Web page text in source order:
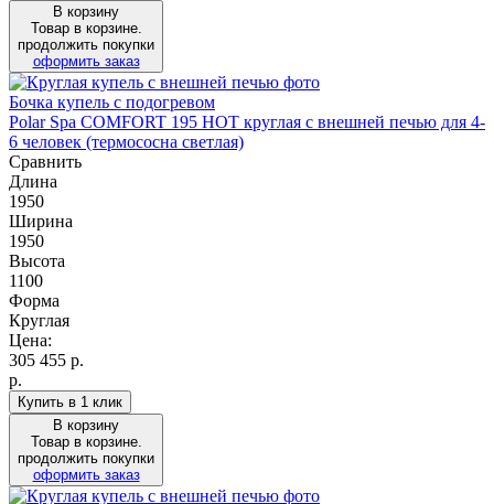
В корзину
Товар в корзине.
продолжить покупки
оформить заказ
Бочка купель с подогревом
Polar Spa COMFORT 195 HOT круглая с внешней печью для 4-
6 человек (термососна светлая)
Сравнить
Длина
1950
Ширина
1950
Высота
1100
Форма
Круглая
Цена:
305 455 р.
р.
Купить в 1 клик
В корзину
Товар в корзине.
продолжить покупки
оформить заказ